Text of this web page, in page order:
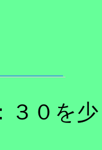
３０を